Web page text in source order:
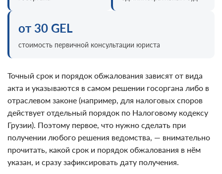
от 30 GEL
стоимость первичной консультации юриста
Точный срок и порядок обжалования зависят от вида
акта и указываются в самом решении госоргана либо в
отраслевом законе (например, для налоговых споров
действует отдельный порядок по Налоговому кодексу
Грузии). Поэтому первое, что нужно сделать при
получении любого решения ведомства, — внимательно
прочитать, какой срок и порядок обжалования в нём
указан, и сразу зафиксировать дату получения.